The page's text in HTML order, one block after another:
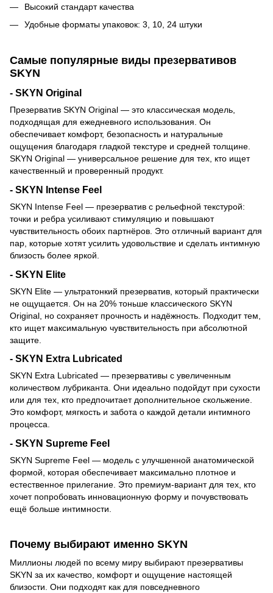
Высокий стандарт качества
Удобные форматы упаковок: 3, 10, 24 штуки
Самые популярные виды презервативов
SKYN
- SKYN Original
Презерватив SKYN Original — это классическая модель,
подходящая для ежедневного использования. Он
обеспечивает комфорт, безопасность и натуральные
ощущения благодаря гладкой текстуре и средней толщине.
SKYN Original — универсальное решение для тех, кто ищет
качественный и проверенный продукт.
- SKYN Intense Feel
SKYN Intense Feel — презерватив с рельефной текстурой:
точки и ребра усиливают стимуляцию и повышают
чувствительность обоих партнёров. Это отличный вариант для
пар, которые хотят усилить удовольствие и сделать интимную
близость более яркой.
- SKYN Elite
SKYN Elite — ультратонкий презерватив, который практически
не ощущается. Он на 20% тоньше классического SKYN
Original, но сохраняет прочность и надёжность. Подходит тем,
кто ищет максимальную чувствительность при абсолютной
защите.
- SKYN Extra Lubricated
SKYN Extra Lubricated — презервативы с увеличенным
количеством лубриканта. Они идеально подойдут при сухости
или для тех, кто предпочитает дополнительное скольжение.
Это комфорт, мягкость и забота о каждой детали интимного
процесса.
- SKYN Supreme Feel
SKYN Supreme Feel — модель с улучшенной анатомической
формой, которая обеспечивает максимально плотное и
естественное прилегание. Это премиум-вариант для тех, кто
хочет попробовать инновационную форму и почувствовать
ещё больше интимности.
Почему выбирают именно SKYN
Миллионы людей по всему миру выбирают презервативы
SKYN за их качество, комфорт и ощущение настоящей
близости. Они подходят как для повседневного